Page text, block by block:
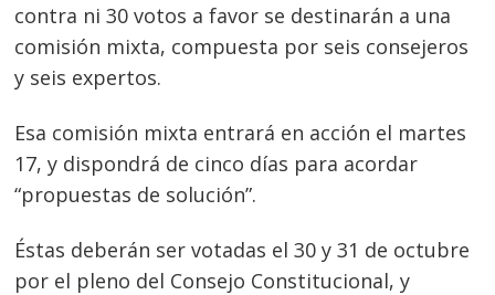
contra ni 30 votos a favor se destinarán a una
comisión mixta, compuesta por seis consejeros
y seis expertos.
Esa comisión mixta entrará en acción el martes
17, y dispondrá de cinco días para acordar
“propuestas de solución”.
Éstas deberán ser votadas el 30 y 31 de octubre
por el pleno del Consejo Constitucional, y